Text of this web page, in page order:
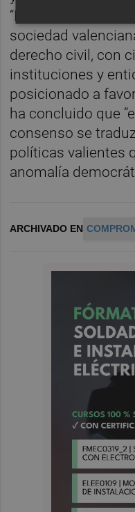
“Existe un
sociedad
derecho civil, con
instituciones y
posicionado a
ha concluido que
consenso se
políticas valientes
anomalía
ARCHIVADO EN